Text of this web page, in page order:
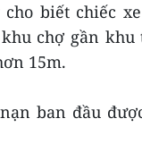
cho biết chiếc
chợ gần
15m.
ban đầu